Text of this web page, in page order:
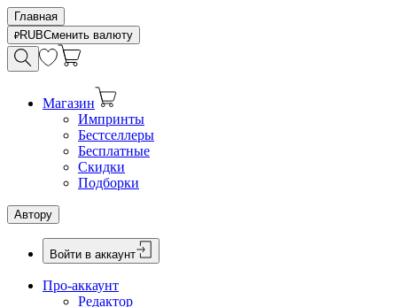
Главная
RUBСменить валюту
Магазин
Импринты
Бестселлеры
Бесплатные
Скидки
Подборки
Автору
Войти в аккаунт
Про-аккаунт
Редактор